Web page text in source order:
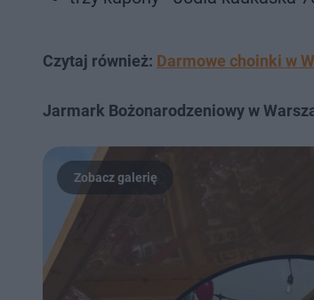
Czytaj również: Darmowe choinki w
Jarmark Bożonarodzeniowy w